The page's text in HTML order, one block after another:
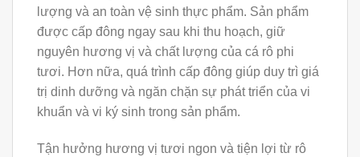
lượng và an toàn vệ sinh thực phẩm. Sản phẩm
được cấp đông ngay sau khi thu hoạch, giữ
nguyên hương vị và chất lượng của cá rô phi
tươi. Hơn nữa, quá trình cấp đông giúp duy trì giá
trị dinh dưỡng và ngăn chặn sự phát triển của vi
khuẩn và vi ký sinh trong sản phẩm.
Tận hưởng hương vị tươi ngon và tiện lợi từ rô